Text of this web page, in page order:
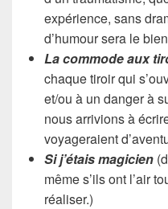
expérience, sans
d’humour sera le
La commode aux
chaque tiroir qui
et/ou à un danger à
nous arrivions à
voyageraient
Si j’étais magicien
même s’ils ont l’air
réaliser.)